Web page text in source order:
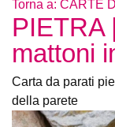
Torna a: CARTE
PIETRA |
in pietra
Carta da parati
della parete